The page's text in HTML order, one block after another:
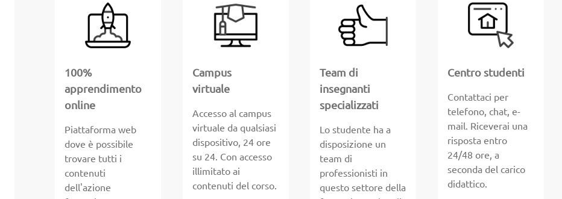
100%
apprendimento
online
Piattaforma web
dove è possibile
trovare tutti i
contenuti
dell'azione
Campus
virtuale
Accesso al campus
virtuale da qualsiasi
dispositivo, 24 ore
su 24. Con accesso
illimitato ai
contenuti del corso.
Team di
insegnanti
specializzati
Lo studente ha a
disposizione un
team di
professionisti in
questo settore della
Centro studenti
Contattaci per
telefono, chat, e-
mail. Riceverai una
risposta entro
24/48 ore, a
seconda del carico
didattico.